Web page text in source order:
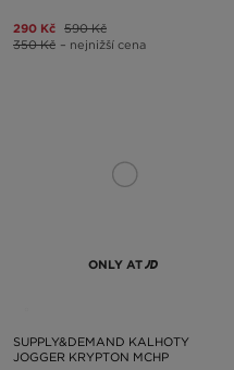
290 Kč 590 Kč
350 Kč – nejnižší cena
ONLY AT
SUPPLY&DEMAND KALHOTY
JOGGER KRYPTON MCHP